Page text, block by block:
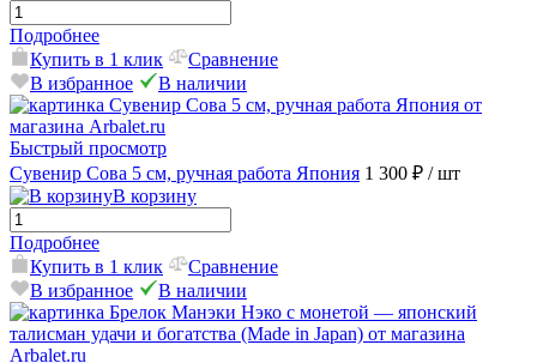
Подробнее
Купить в 1 клик
Сравнение
В избранное
В наличии
Быстрый просмотр
Сувенир Сова 5 см, ручная работа Япония 1 300 ₽ / шт
В корзину
Подробнее
Купить в 1 клик
Сравнение
В избранное
В наличии